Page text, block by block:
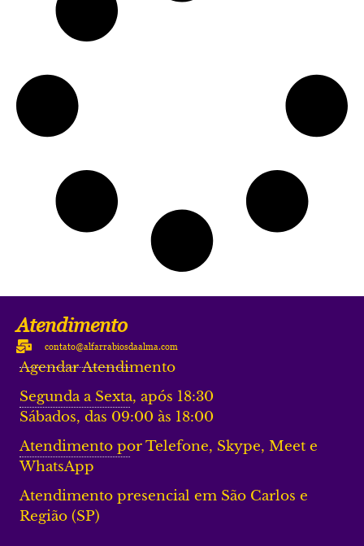
Atendimento
contato@alfarrabiosdaalma.com
Agendar Atendimento
Segunda a Sexta, após 18:30
Sábados, das 09:00 às 18:00
Atendimento por Telefone, Skype, Meet e
WhatsApp
Atendimento presencial em São Carlos e
Região (SP)